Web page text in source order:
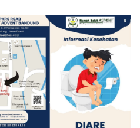
air
panggul
Urine berdarah (hematuria)